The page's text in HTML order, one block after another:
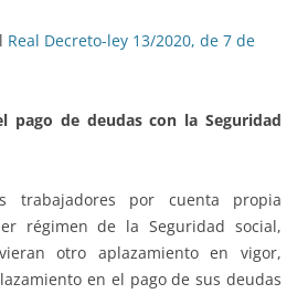
Real Decreto-ley 13/2020, de 7 de
pago de deudas con la Seguridad
trabajadores por cuenta propia
régimen de la Seguridad social,
otro aplazamiento en vigor,
en el pago de sus deudas